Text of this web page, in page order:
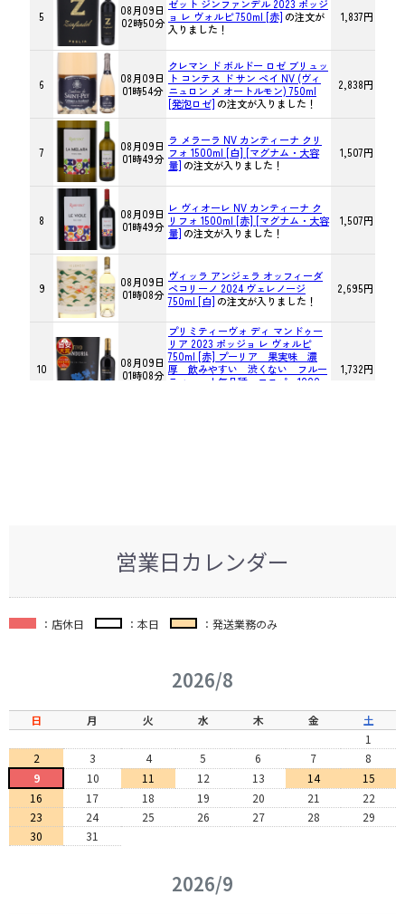
営業日カレンダー
：店休日 ：本日 ：発送業務のみ
2026/8
日 月 火 水 木 金
土
1
2
3 4 5 6 7
8
9
10 11 12 13 14
15
16
17 18 19 20 21
22
23
24 25 26 27 28
29
30
31
2026/9